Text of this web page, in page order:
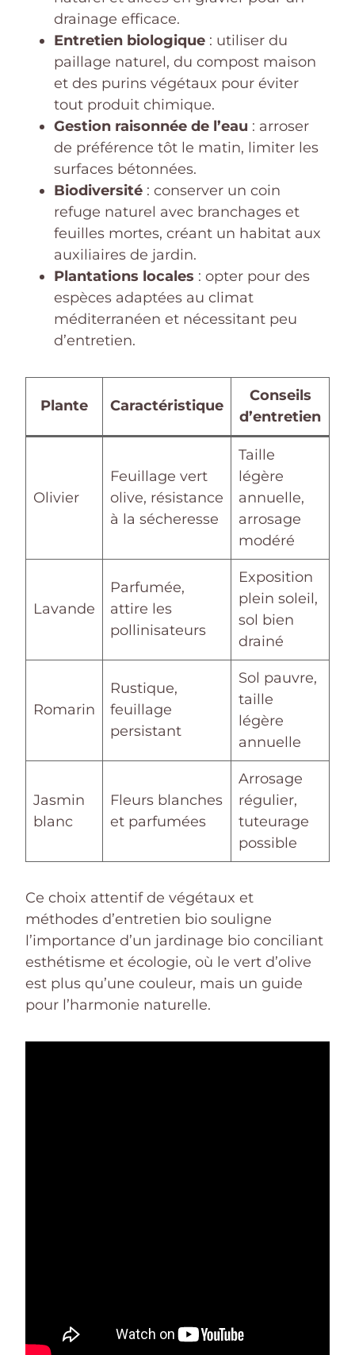
drainage efficace.
Entretien biologique : utiliser du
paillage naturel, du compost maison
et des purins végétaux pour éviter
tout produit chimique.
Gestion raisonnée de l’eau : arroser
de préférence tôt le matin, limiter les
surfaces bétonnées.
Biodiversité : conserver un coin
refuge naturel avec branchages et
feuilles mortes, créant un habitat aux
auxiliaires de jardin.
Plantations locales : opter pour des
espèces adaptées au climat
méditerranéen et nécessitant peu
d’entretien.
Plante Caractéristique
Conseils
d’entretien
Olivier
Feuillage vert
olive, résistance
à la sécheresse
Taille
légère
annuelle,
arrosage
modéré
Lavande
Parfumée,
attire les
pollinisateurs
Exposition
plein soleil,
sol bien
drainé
Romarin
Rustique,
feuillage
persistant
Sol pauvre,
taille
légère
annuelle
Jasmin
blanc
Fleurs blanches
et parfumées
Arrosage
régulier,
tuteurage
possible
Ce choix attentif de végétaux et
méthodes d’entretien bio souligne
l’importance d’un jardinage bio conciliant
esthétisme et écologie, où le vert d’olive
est plus qu’une couleur, mais un guide
pour l’harmonie naturelle.